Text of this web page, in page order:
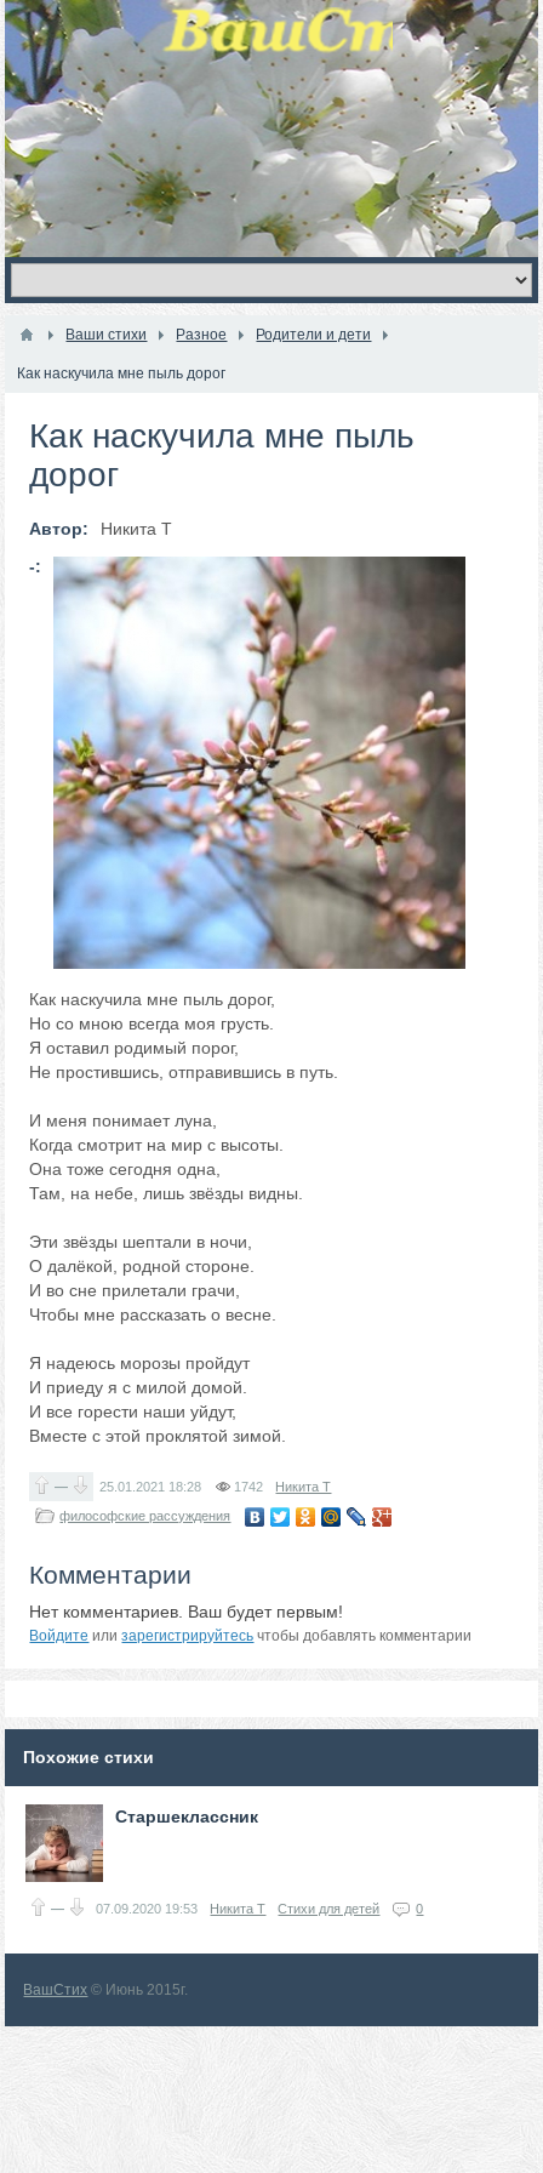
Ваши стихи Разное Родители и дети
Как наскучила мне пыль дорог
Как наскучила мне пыль
дорог
Автор:
Никита Т
-:
Как наскучила мне пыль дорог,
Но со мною всегда моя грусть.
Я оставил родимый порог,
Не простившись, отправившись в путь.
И меня понимает луна,
Когда смотрит на мир с высоты.
Она тоже сегодня одна,
Там, на небе, лишь звёзды видны.
Эти звёзды шептали в ночи,
О далёкой, родной стороне.
И во сне прилетали грачи,
Чтобы мне рассказать о весне.
Я надеюсь морозы пройдут
И приеду я с милой домой.
И все горести наши уйдут,
Вместе с этой проклятой зимой.
— 25.01.2021 18:28 1742
Никита Т
философские рассуждения
Комментарии
Нет комментариев. Ваш будет первым!
Войдите илизарегистрируйтесь чтобы добавлять комментарии
Похожие стихи
Старшеклассник
— 07.09.2020 19:53 Никита Т Стихи для детей 0
ВашСтих © Июнь 2015г.